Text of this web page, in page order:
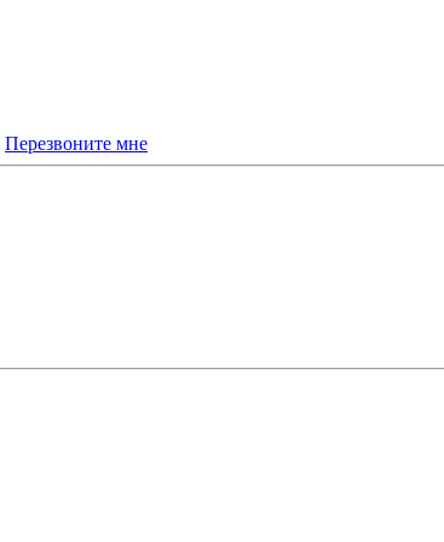
Перезвоните мне